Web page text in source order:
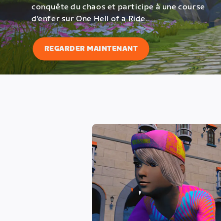
conquête du chaos et participe à une course
d'enfer sur One Hell of a Ride.
REGARDER MAINTENANT